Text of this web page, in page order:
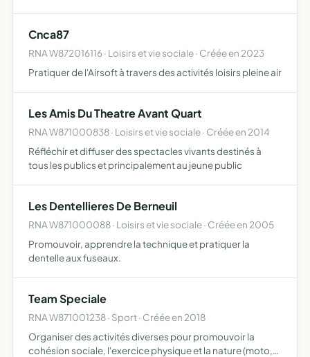
Cnca87
RNA W872016116 · Loisirs et vie sociale · Créée en 2023
Pratiquer de l'Airsoft à travers des activités loisirs pleine air
Les Amis Du Theatre Avant Quart
RNA W871000838 · Loisirs et vie sociale · Créée en 2014
Réfléchir et diffuser des spectacles vivants destinés à
tous les publics et principalement au jeune public
Les Dentellieres De Berneuil
RNA W871000088 · Loisirs et vie sociale · Créée en 2005
Promouvoir, apprendre la technique et pratiquer la
dentelle aux fuseaux.
Team Speciale
RNA W871001238 · Sport · Créée en 2018
Organiser des activités diverses pour promouvoir la
cohésion sociale, l'exercice physique et la nature (moto,